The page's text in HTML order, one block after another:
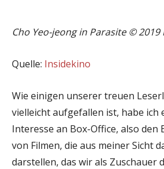
Cho Yeo-jeong in Parasite © 2019
Quelle: Insidekino
Wie einigen unserer treuen
vielleicht aufgefallen ist, habe ich
Interesse an Box-Office, also den
von Filmen, die aus meiner Sicht
darstellen, das wir als Zuschauer